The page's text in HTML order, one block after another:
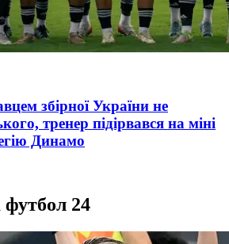
збірної України не
тренер підірвався на міні
Динамо
24